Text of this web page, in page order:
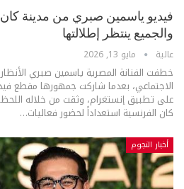
فيديو ياسمين صبري من مدينة
والجميع ينتظر إطلالتها
عالية مايو 13, 2026
خطفت الفنانة المصرية ياسمين صبري
الاجتماعي، بعدما شاركت جمهورها مقطع
على تطبيق إنستغرام، وثقت من خلاله
كان الفرنسية استعداداً لحضور فعاليات…
أخبار النجوم